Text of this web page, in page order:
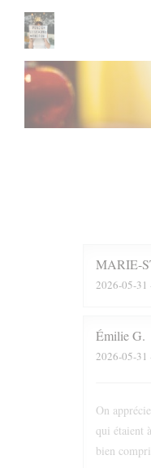
Πίνακας διαχείρισης
MARIE-
2026-05-31
ÉmilieG
2026-05-31
On
qui étaient
bien